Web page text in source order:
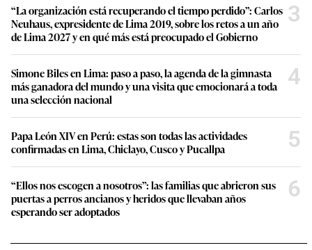
“La organización está recuperando el tiempo perdido”: Carlos
Neuhaus, expresidente de Lima 2019, sobre los retos a un año
de Lima 2027 y en qué más está preocupado el Gobierno
3
Simone Biles en Lima: paso a paso, la agenda de la gimnasta
más ganadora del mundo y una visita que emocionará a toda
una selección nacional
4
Papa León XIV en Perú: estas son todas las actividades
confirmadas en Lima, Chiclayo, Cusco y Pucallpa
5
“Ellos nos escogen a nosotros”: las familias que abrieron sus
puertas a perros ancianos y heridos que llevaban años
esperando ser adoptados
6